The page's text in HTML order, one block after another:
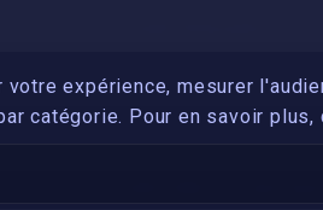
expérience, mesurer
catégorie. Pour en savoir plus,
Devenez
Gubernatis